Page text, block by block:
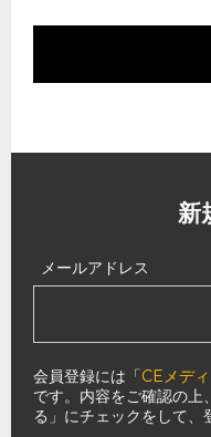
新
メールアドレス
会員登録には「CEメデ
です。内容をご確認の上
る」にチェックをして、